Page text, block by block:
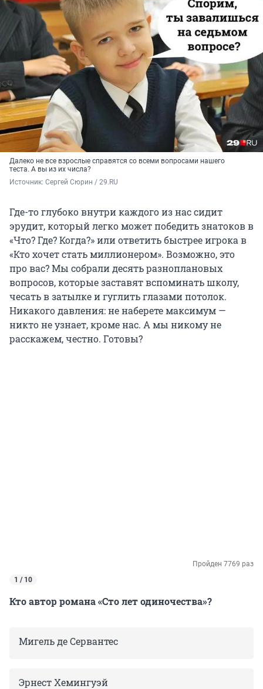
Далеко не все взрослые справятся со всеми вопросами нашего
теста. А вы из их числа?
Источник: Сергей Сюрин / 29.RU
Где-то глубоко внутри каждого из нас сидит
эрудит, который легко может победить знатоков в
«Что? Где? Когда?» или ответить быстрее игрока в
«Кто хочет стать миллионером». Возможно, это
про вас? Мы собрали десять разноплановых
вопросов, которые заставят вспоминать школу,
чесать в затылке и гуглить глазами потолок.
Никакого давления: не наберете максимум —
никто не узнает, кроме нас. А мы никому не
расскажем, честно. Готовы?
Пройден 7769 раз
1 / 10
Кто автор романа «Сто лет одиночества»?
Мигель де Сервантес
Эрнест Хемингуэй